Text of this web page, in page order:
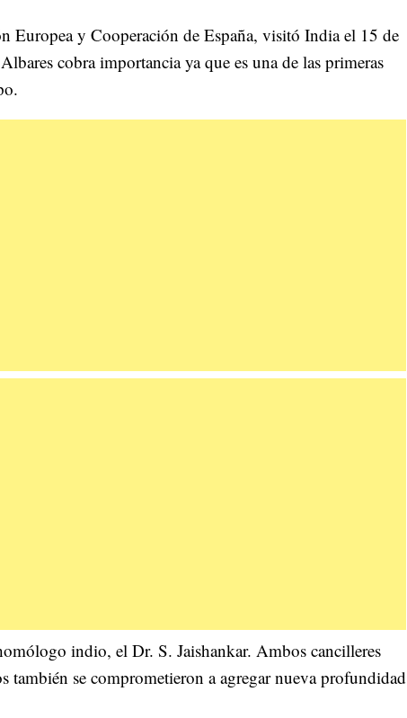
Europea y Cooperación de España, visitó India el 15 de
cobra importancia ya que es una de las primeras
indio, el Dr. S. Jaishankar. Ambos cancilleres
también se comprometieron a agregar nueva profundidad